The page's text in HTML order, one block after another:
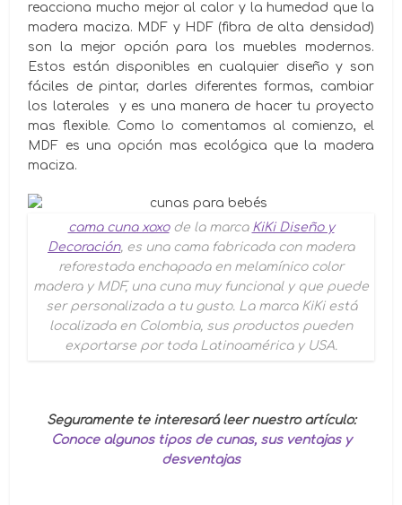
reacciona mucho mejor al calor y la humedad que la
madera maciza. MDF y HDF (fibra de alta densidad)
son la mejor opción para los muebles modernos.
Estos están disponibles en cualquier diseño y son
fáciles de pintar, darles diferentes formas, cambiar
los laterales y es una manera de hacer tu proyecto
mas flexible. Como lo comentamos al comienzo, el
MDF es una opción mas ecológica que la madera
maciza.
cama cuna xoxode la marca KiKi Diseño y
Decoración, es una cama fabricada con madera
reforestada enchapada en melamínico color
madera y MDF, una cuna muy funcional y que puede
ser personalizada a tu gusto. La marca KiKi está
localizada en Colombia, sus productos pueden
exportarse por toda Latinoamérica y USA.
Seguramente te interesará leer nuestro artículo:
Conoce algunos tipos de cunas, sus ventajas y
desventajas